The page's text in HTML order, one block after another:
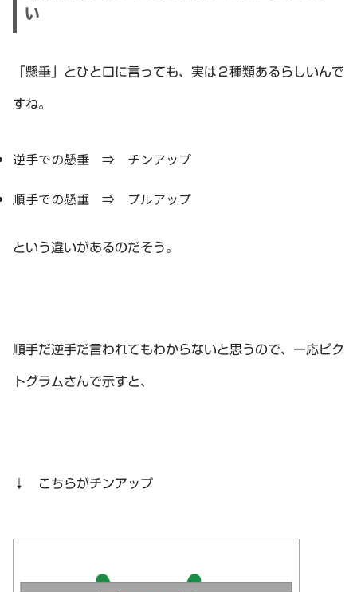
い
「懸垂」とひと口に言っても、実は２種類あるらしいんで
すね。
逆手での懸垂 ⇒ チンアップ
順手での懸垂 ⇒ プルアップ
という違いがあるのだそう。
順手だ逆手だ言われてもわからないと思うので、一応ピク
トグラムさんで示すと、
↓ こちらがチンアップ